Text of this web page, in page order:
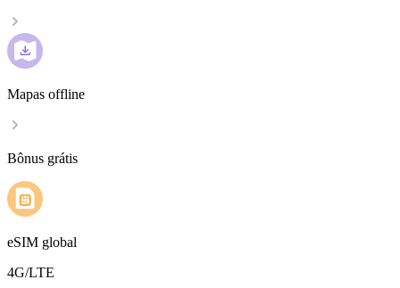
Mapas offline
Bônus grátis
eSIM global
4G/LTE